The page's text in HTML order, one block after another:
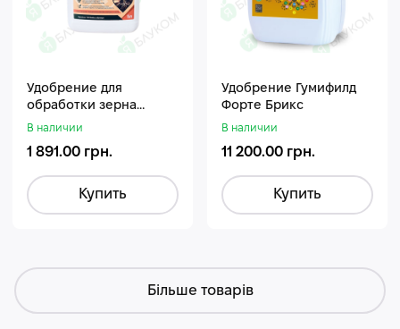
Удобрение для
обработки зерна
Стармакс Гумифос
В наличии
1 891.00 грн.
Купить
Удобрение Гумифилд
Форте Брикс
В наличии
11 200.00 грн.
Купить
Більше товарів